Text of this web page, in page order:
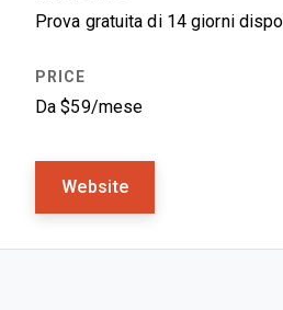
Prova gratuita di 14 giorni
Da $59/mese
Website